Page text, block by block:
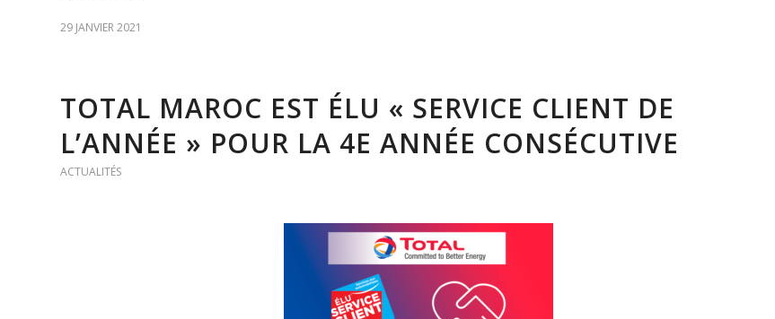
29 JANVIER 2021
TOTAL MAROC EST ÉLU « SERVICE CLIENT DE
L’ANNÉE » POUR LA 4E ANNÉE CONSÉCUTIVE
ACTUALITÉS